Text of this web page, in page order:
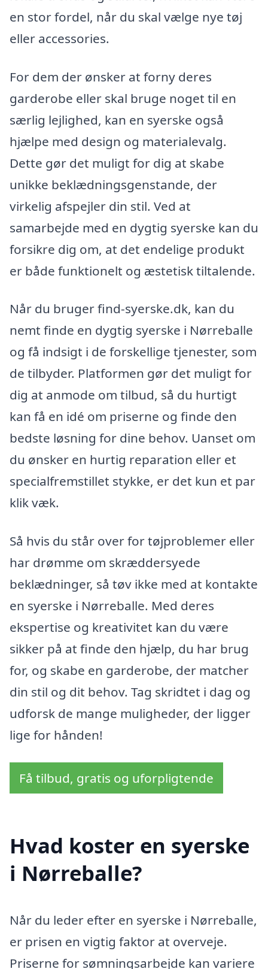
en stor fordel, når du skal vælge nye tøj
eller accessories.
For dem der ønsker at forny deres
garderobe eller skal bruge noget til en
særlig lejlighed, kan en syerske også
hjælpe med design og materialevalg.
Dette gør det muligt for dig at skabe
unikke beklædningsgenstande, der
virkelig afspejler din stil. Ved at
samarbejde med en dygtig syerske kan du
forsikre dig om, at det endelige produkt
er både funktionelt og æstetisk tiltalende.
Når du bruger find-syerske.dk, kan du
nemt finde en dygtig syerske i Nørreballe
og få indsigt i de forskellige tjenester, som
de tilbyder. Platformen gør det muligt for
dig at anmode om tilbud, så du hurtigt
kan få en idé om priserne og finde den
bedste løsning for dine behov. Uanset om
du ønsker en hurtig reparation eller et
specialfremstillet stykke, er det kun et par
klik væk.
Så hvis du står over for tøjproblemer eller
har drømme om skræddersyede
beklædninger, så tøv ikke med at kontakte
en syerske i Nørreballe. Med deres
ekspertise og kreativitet kan du være
sikker på at finde den hjælp, du har brug
for, og skabe en garderobe, der matcher
din stil og dit behov. Tag skridtet i dag og
udforsk de mange muligheder, der ligger
lige for hånden!
Få tilbud, gratis og uforpligtende
Hvad koster en syerske
i Nørreballe?
Når du leder efter en syerske i Nørreballe,
er prisen en vigtig faktor at overveje.
Priserne for sømningsarbejde kan variere